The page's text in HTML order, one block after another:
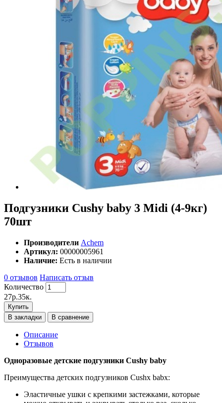
Подгузники Cushy baby 3 Midi (4-9кг)
70шт
Производители Achem
Артикул: 00000005961
Наличие: Есть в наличии
0 отзывов Написать отзыв
Количество
27p.35к.
Купить
В закладки
В сравнение
Описание
Отзывов
Одноразовые детские подгузники Cushy baby
Преимущества детских подгузников Cushx babx:
Эластичные ушки с крепкими застежками, которые